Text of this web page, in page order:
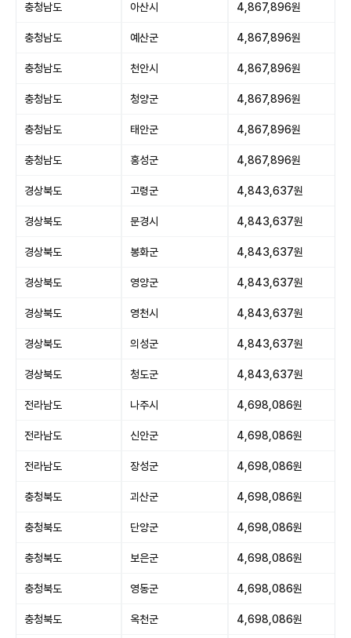
충청남도 아산시 4,867,896원
충청남도 예산군 4,867,896원
충청남도 천안시 4,867,896원
충청남도 청양군 4,867,896원
충청남도 태안군 4,867,896원
충청남도 홍성군 4,867,896원
경상북도 고령군 4,843,637원
경상북도 문경시 4,843,637원
경상북도 봉화군 4,843,637원
경상북도 영양군 4,843,637원
경상북도 영천시 4,843,637원
경상북도 의성군 4,843,637원
경상북도 청도군 4,843,637원
전라남도 나주시 4,698,086원
전라남도 신안군 4,698,086원
전라남도 장성군 4,698,086원
충청북도 괴산군 4,698,086원
충청북도 단양군 4,698,086원
충청북도 보은군 4,698,086원
충청북도 영동군 4,698,086원
충청북도 옥천군 4,698,086원